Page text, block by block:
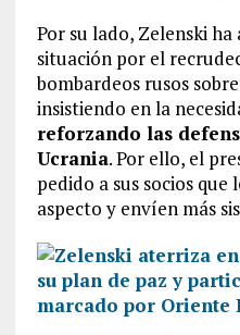
Por su lado, Zelenski
situación por el
bombardeos rusos
insistiendo en la
reforzando las
Ucrania. Por ello, el
pedido a sus socios
aspecto y envíen más